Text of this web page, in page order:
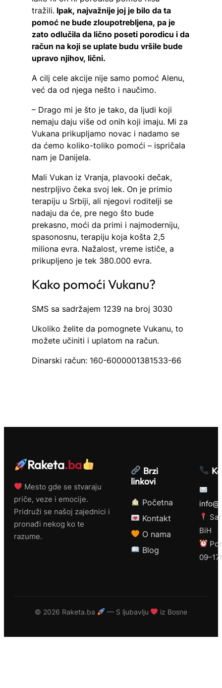
tražili. Ipak, najvažnije joj je bilo da ta
pomoć ne bude zloupotrebljena, pa je
zato odlučila da lično poseti porodicu i da
račun na koji se uplate budu vršile bude
upravo njihov, lični.
A cilj cele akcije nije samo pomoć Alenu,
već da od njega nešto i naučimo.
– Drago mi je što je tako, da ljudi koji
nemaju daju više od onih koji imaju. Mi za
Vukana prikupljamo novac i nadamo se
da ćemo koliko-toliko pomoći – ispričala
nam je Danijela.
Mali Vukan iz Vranja, plavooki dečak,
nestrpljivo čeka svoj lek. On je primio
terapiju u Srbiji, ali njegovi roditelji se
nadaju da će, pre nego što bude
prekasno, moći da primi i najmoderniju,
spasonosnu, terapiju koja košta 2,5
miliona evra. Nažalost, vreme ističe, a
prikupljeno je tek 380.000 evra.
Kako pomoći Vukanu?
SMS sa sadržajem 1239 na broj 3030
Ukoliko želite da pomognete Vukanu, to
možete učiniti i uplatom na račun.
Dinarski račun: 160-6000001381533-66
Raketa.ba
Mesto gde se stvaraju
priče, veze i emocije.
Pridruži se našoj zajednici i
pronađi nekog ko te
razume.
Brzi
linkovi
Početna
Kontakt
O nama
Blog
BiH
© 2026 Raketa.ba — S ljubavlju iz Bosne